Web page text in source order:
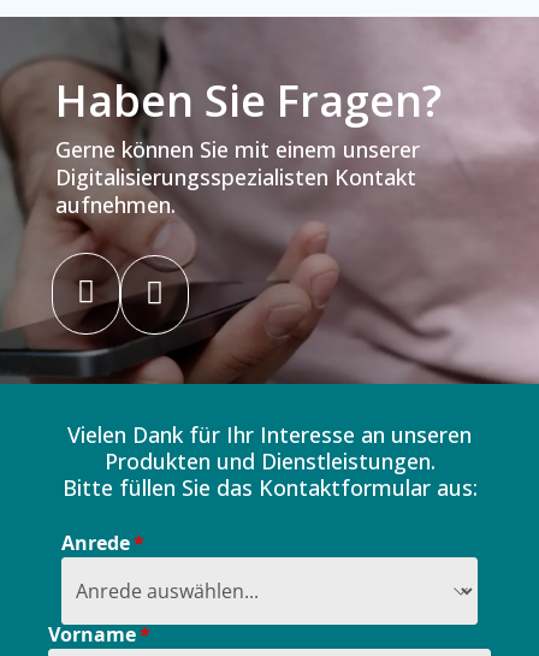
Haben Sie Fragen?
Gerne können Sie mit einem unserer
Digitalisierungsspezialisten Kontakt
aufnehmen.
 
Vielen Dank für Ihr Interesse an unseren
Produkten und Dienstleistungen.
Bitte füllen Sie das Kontaktformular aus:
Anrede
Vorname